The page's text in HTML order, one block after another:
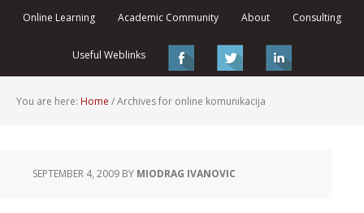
Online Learning Academic Community About Consulting
Useful Weblinks
You are here: Home /Archives for online komunikacija
SEPTEMBER 4, 2009 BY MIODRAG IVANOVIC